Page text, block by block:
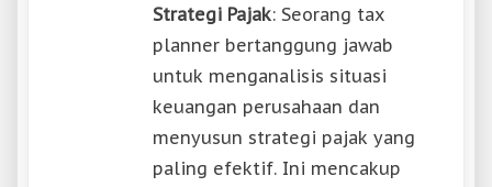
Strategi Pajak: Seorang tax
planner bertanggung jawab
untuk menganalisis situasi
keuangan perusahaan dan
menyusun strategi pajak yang
paling efektif. Ini mencakup